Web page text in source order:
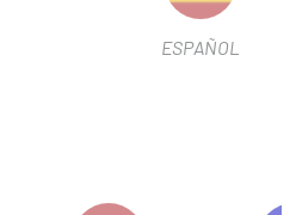
TRUSTED SHOPS
SIMILI
ESPAÑOL